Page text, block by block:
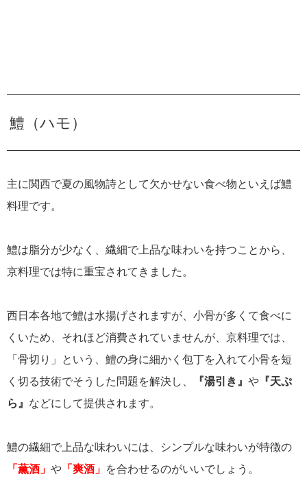
鱧（ハモ）
主に関西で夏の風物詩として欠かせない食べ物といえば鱧
料理です。
鱧は脂分が少なく、繊細で上品な味わいを持つことから、
京料理では特に重宝されてきました。
西日本各地で鱧は水揚げされますが、小骨が多くて食べに
くいため、それほど消費されていませんが、京料理では、
「骨切り」という、鱧の身に細かく包丁を入れて小骨を短
く切る技術でそうした問題を解決し、
『湯引き』 や 『天ぷ
ら』 などにして提供されます。
鱧の繊細で上品な味わいには、シンプルな味わいが特徴の
「薫酒」 や 「爽酒」 を合わせるのがいいでしょう。